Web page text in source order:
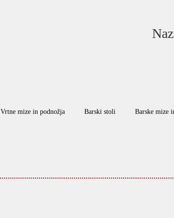
Vrtne mize in podnožja Barski stoli Barske mize